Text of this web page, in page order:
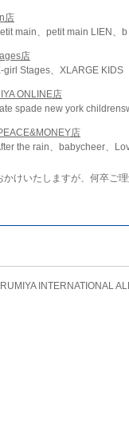
店
main、petit main LIEN、b
店
girl Stages、XLARGE KIDS
ONLINE店
spade new york
店
the rain、babycheer、
けいたしますが、何卒ご